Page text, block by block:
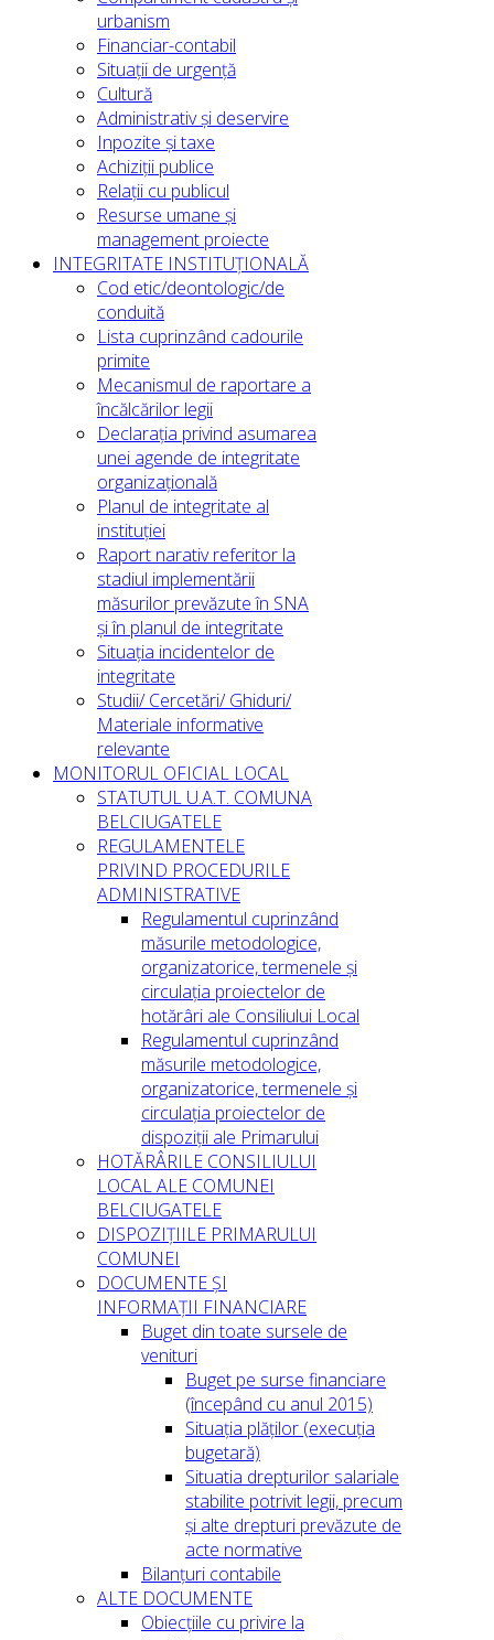
urbanism
Financiar-contabil
Situații de urgență
Cultură
Administrativ și deservire
Inpozite și taxe
Achiziții publice
Relații cu publicul
Resurse umane și
management proiecte
INTEGRITATE INSTITUȚIONALĂ
Cod etic/deontologic/de
conduită
Lista cuprinzând cadourile
primite
Mecanismul de raportare a
încălcărilor legii
Declarația privind asumarea
unei agende de integritate
organizațională
Planul de integritate al
instituției
Raport narativ referitor la
stadiul implementării
măsurilor prevăzute în SNA
și în planul de integritate
Situația incidentelor de
integritate
Studii/ Cercetări/ Ghiduri/
Materiale informative
relevante
MONITORUL OFICIAL LOCAL
STATUTUL U.A.T. COMUNA
BELCIUGATELE
REGULAMENTELE
PRIVIND PROCEDURILE
ADMINISTRATIVE
Regulamentul cuprinzând
măsurile metodologice,
organizatorice, termenele și
circulația proiectelor de
hotărâri ale Consiliului Local
Regulamentul cuprinzând
măsurile metodologice,
organizatorice, termenele și
circulația proiectelor de
dispoziții ale Primarului
HOTĂRÂRILE CONSILIULUI
LOCAL ALE COMUNEI
BELCIUGATELE
DISPOZIȚIILE PRIMARULUI
COMUNEI
DOCUMENTE ȘI
INFORMAȚII FINANCIARE
Buget din toate sursele de
venituri
Buget pe surse financiare
(începând cu anul 2015)
Situația plăților (execuția
bugetară)
Situatia drepturilor salariale
stabilite potrivit legii, precum
și alte drepturi prevăzute de
acte normative
Bilanțuri contabile
ALTE DOCUMENTE
Obiecțiile cu privire la